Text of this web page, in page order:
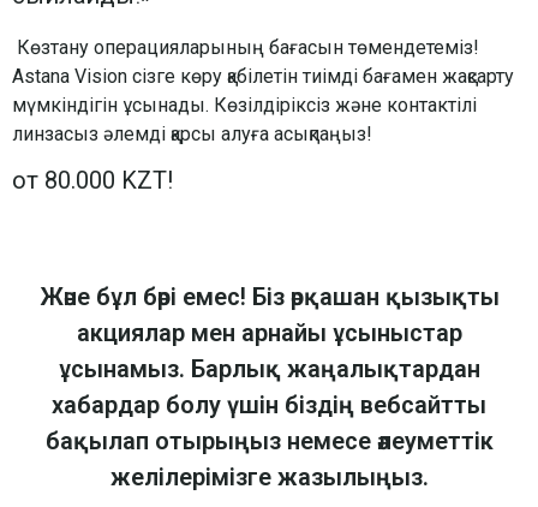
Көзтану операцияларының бағасын төмендетеміз!
Astana Vision сізге көру қабілетін тиімді бағамен жақсарту
мүмкіндігін ұсынады. Көзілдіріксіз және контактілі
линзасыз әлемді қарсы алуға асықпаңыз!
от 80.000 KZT!
Және бұл бәрі емес! Біз әрқашан қызықты
акциялар мен арнайы ұсыныстар
ұсынамыз. Барлық жаңалықтардан
хабардар болу үшін біздің вебсайтты
бақылап отырыңыз немесе әлеуметтік
желілерімізге жазылыңыз.